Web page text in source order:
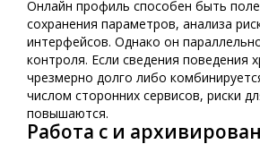
Онлайн профиль способен быть
сохранения параметров, анализа
интерфейсов. Однако он
контроля. Если сведения поведения
чрезмерно долго либо
числом сторонних сервисов, риски
повышаются.
Работа с и